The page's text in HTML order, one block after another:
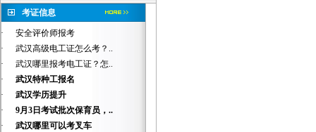
考证信息
·
安全评价师报考
·
武汉高级电工证怎么考？..
·
武汉哪里报考电工证？怎..
·
武汉特种工报名
·
武汉学历提升
·
9月3日考试批次保育员，..
·
武汉哪里可以考叉车